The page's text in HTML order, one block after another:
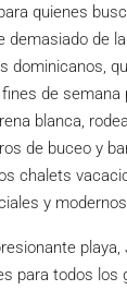
quienes
demasiado de
dominicanos,
de semana
blanca,
de buceo y
chalets
y
playa,
para todos los